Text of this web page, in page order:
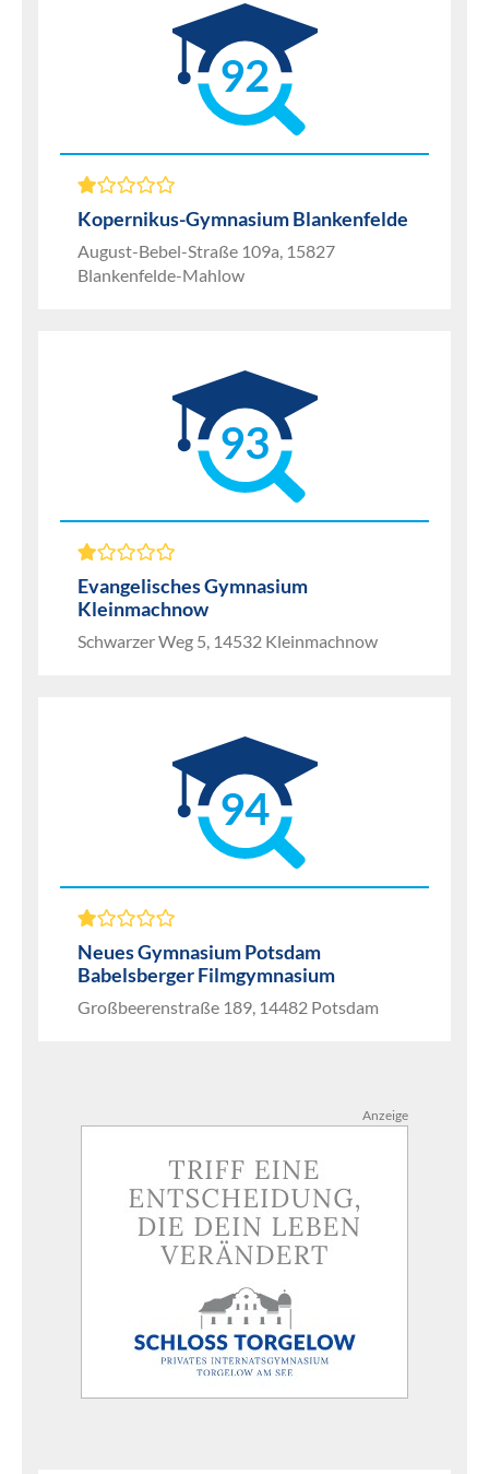
92
Kopernikus-Gymnasium Blankenfelde
August-Bebel-Straße 109a, 15827
Blankenfelde-Mahlow
93
Evangelisches Gymnasium
Kleinmachnow
Schwarzer Weg 5, 14532 Kleinmachnow
94
Neues Gymnasium Potsdam
Babelsberger Filmgymnasium
Großbeerenstraße 189, 14482 Potsdam
Anzeige